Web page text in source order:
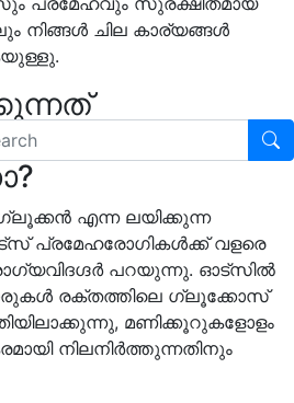
നിങ്ങൾ ചില കാര്യങ്ങൾ
ഗ്ലൂക്കൻ എന്ന ലയിക്കുന്ന
പ്രമേഹരോഗികൾക്ക് വളരെ
പറയുന്നു. ഓട്‌സിൽ
രക്തത്തിലെ ഗ്ലൂക്കോസ്
മണിക്കൂറുകളോളം
നിലനിർത്തുന്നതിനും